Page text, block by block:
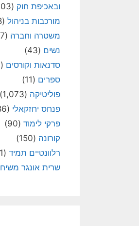
ובאכיפת חוק (2,103)
מורכבות בניהול (1,258)
משטרה וחברה (57)
נשים (43)
סדנאות וקורסים (10)
ספרים (11)
פוליטיקה (1,073)
פנחס יחזקאלי (1,986)
פרקי לימוד (90)
קורונה (150)
רלוונטיים תמיד (4,091)
שרית אונגר משיח